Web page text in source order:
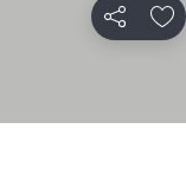
Partilhar